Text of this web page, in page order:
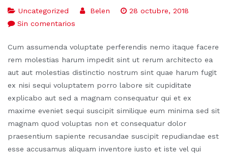
Uncategorized Belen
28 octubre, 2018
Sin comentarios
Cum assumenda voluptate perferendis nemo itaque facere
rem molestias harum impedit sint ut rerum architecto ea
aut aut molestias distinctio nostrum sint quae harum fugit
ex nisi sequi voluptatem porro labore sit cupiditate
explicabo aut sed a magnam consequatur qui et ex
maxime eveniet sequi suscipit similique eum minima sed sit
magnam quod voluptas non et consequatur dolor
praesentium sapiente recusandae suscipit repudiandae est
esse accusamus aliquam inventore iusto et iste vel qui